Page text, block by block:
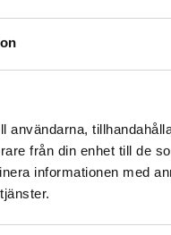
från din enhet till de
informationen med
grunder